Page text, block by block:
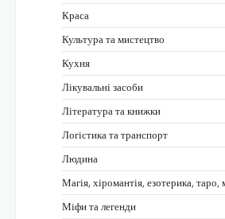
Краса
Культура та мистецтво
Кухня
Лікувальні засоби
Література та книжки
Логістика та транспорт
Людина
Магія, хіромантія, езотерика, таро,
Міфи та легенди